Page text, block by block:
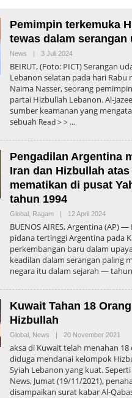
Pemimpin terkemuka
tewas dalam serangan
News | 3 Juli 2024Oleh
BEIRUT, (Foto: PICT) Serangan
Lebanon selatan pada hari Rabu
Naima Nasser, seorang
partai Hizbullah Lebanon. Al-
sumber keamanan yang
sebuah Read > >
Pengadilan Argentina
Iran dan Hizbullah
mematikan di pusat
tahun 1994
Global, Ragam | 12 April 2024Oleh
BUENOS AIRES, Argentina (AP)
pidana tertinggi Argentina pada
perkembangan baru dalam
keadilan dalam serangan paling
negara itu dalam sejarah —
Kuwait Tahan 18
Hizbullah
Global, News | 20 November 2021
aksa di Kuwait telah menahan 18
diduga mendanai kelompok
Syiah Lebanon yang kuat.
News, Jumat (19/11/2021),
disampaikan surat kabar Al-